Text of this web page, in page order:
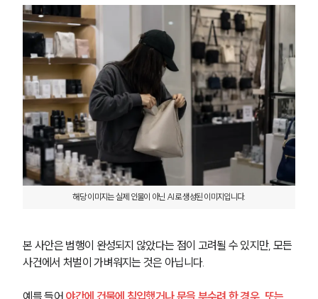
해당 이미지는 실제 인물이 아닌 AI로 생성된 이미지입니다.
본 사안은 범행이 완성되지 않았다는 점이 고려될 수 있지만, 모든
사건에서 처벌이 가벼워지는 것은 아닙니다.